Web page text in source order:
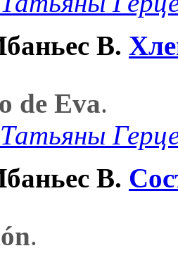
В.
de Eva.
Татьяны
В.
.